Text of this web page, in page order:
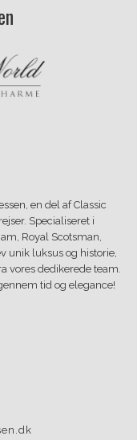
en del af Classic
Specialiseret i
Royal Scotsman,
unik luksus og historie,
vores dedikerede team.
tid og elegance!